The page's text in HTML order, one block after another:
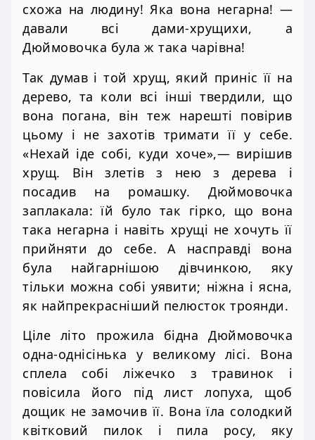
схожа на людину! Яка вона негарна! —
давали всі дами-хрущихи, а
Дюймовочка була ж така чарівна!
Так думав і той хрущ, який приніс її на
дерево, та коли всі інші твердили, що
вона погана, він теж нарешті повірив
цьому і не захотів тримати її у себе.
«Нехай іде собі, куди хоче»,— вирішив
хрущ. Він злетів з нею з дерева і
посадив на ромашку. Дюймовочка
заплакала: їй було так гірко, що вона
така негарна і навіть хрущі не хочуть її
прийняти до себе. А насправді вона
була найгарнішою дівчинкою, яку
тільки можна собі уявити; ніжна і ясна,
як найпрекрасніший пелюсток троянди.
Ціле літо прожила бідна Дюймовочка
одна-однісінька у великому лісі. Вона
сплела собі ліжечко з травинок і
повісила його під лист лопуха, щоб
дощик не замочив її. Вона їла солодкий
квітковий пилок і пила росу, яку